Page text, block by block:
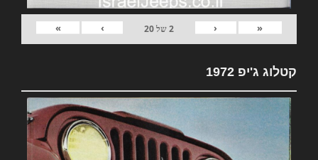
«
‹
2של20
›
»
קטלוג ג'יפ 1972